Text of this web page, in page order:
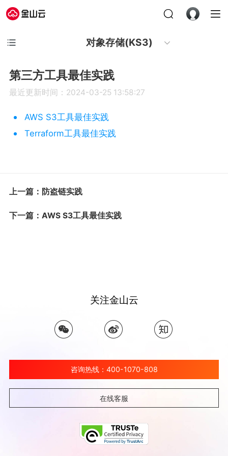
对象存储(KS3)
第三方工具最佳实践
最近更新时间：2024-03-25 13:58:27
AWS S3工具最佳实践
Terraform工具最佳实践
上一篇：防盗链实践
下一篇：AWS S3工具最佳实践
关注金山云
咨询热线：400-1070-808
在线客服